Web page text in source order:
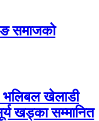
समाजको
भलिबल खेलाडी
खड्का सम्मानित